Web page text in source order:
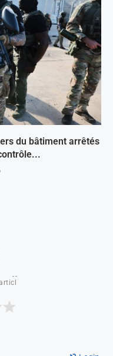
du bâtiment arrêtés